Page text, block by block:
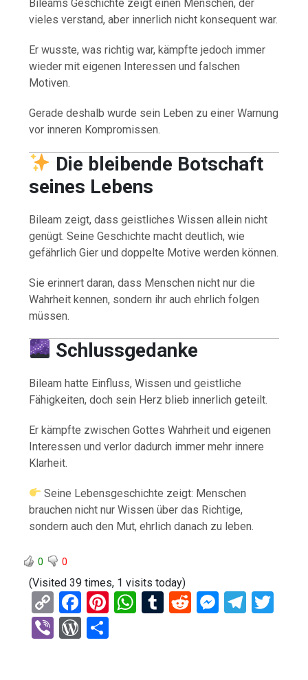
Bileams Geschichte zeigt einen Menschen, der
vieles verstand, aber innerlich nicht konsequent war.
Er wusste, was richtig war, kämpfte jedoch immer
wieder mit eigenen Interessen und falschen
Motiven.
Gerade deshalb wurde sein Leben zu einer Warnung
vor inneren Kompromissen.
Die bleibende Botschaft
seines Lebens
Bileam zeigt, dass geistliches Wissen allein nicht
genügt. Seine Geschichte macht deutlich, wie
gefährlich Gier und doppelte Motive werden können.
Sie erinnert daran, dass Menschen nicht nur die
Wahrheit kennen, sondern ihr auch ehrlich folgen
müssen.
Schlussgedanke
Bileam hatte Einfluss, Wissen und geistliche
Fähigkeiten, doch sein Herz blieb innerlich geteilt.
Er kämpfte zwischen Gottes Wahrheit und eigenen
Interessen und verlor dadurch immer mehr innere
Klarheit.
Seine Lebensgeschichte zeigt: Menschen
brauchen nicht nur Wissen über das Richtige,
sondern auch den Mut, ehrlich danach zu leben.
0 0
(Visited 39 times, 1 visits today)
C
o
py
F
a
ce
Pi W T
R
M T
Vi W